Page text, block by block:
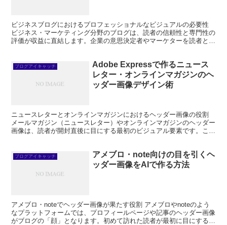
ビジネスブログにおけるプロフェッショナルなビジュアルの必要性
ビジネス・マーケティング分野のブログは、読者の信頼性と専門性の
評価が収益に直結します。企業の意思決定者やマーケターを読者とす
ブログアイキャッチ
Adobe Expressで作るニュース
レター・オンラインマガジンのヘ
ッダー画像デザイン術
ニュースレターとオンラインマガジンにおけるヘッダー画像の役割
メールマガジン（ニュースレター）やオンラインマガジンのヘッダー
画像は、読者が開封直後に目にする最初のビジュアル要素です。この
ブログアイキャッチ
アメブロ・note向けの目を引くヘ
ッダー画像をAIで作る方法
アメブロ・noteでヘッダー画像が果たす役割 アメブロやnoteのよう
なプラットフォームでは、プロフィールページや記事のヘッダー画像
がブログの「顔」となります。初めて訪れた読者が最初に目にするこ